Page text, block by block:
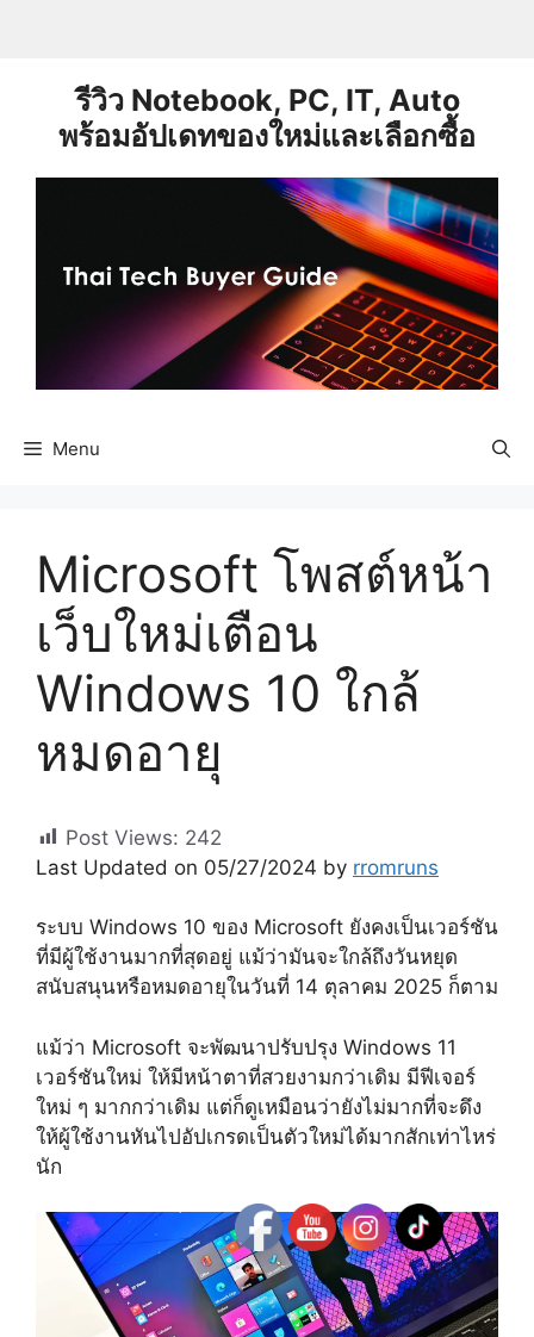
รีวิว Notebook, PC, IT, Auto
พร้อมอัปเดทของใหม่และเลือกซื้อ
Menu
Microsoft โพสต์หน้า
เว็บใหม่เตือน
Windows 10 ใกล้
หมดอายุ
Post Views: 242
Last Updated on 05/27/2024 by rromruns
ระบบ Windows 10 ของ Microsoft ยังคงเป็นเวอร์ชัน
ที่มีผู้ใช้งานมากที่สุดอยู่ แม้ว่ามันจะใกล้ถึงวันหยุด
สนับสนุนหรือหมดอายุในวันที่ 14 ตุลาคม 2025 ก็ตาม
แม้ว่า Microsoft จะพัฒนาปรับปรุง Windows 11
เวอร์ชันใหม่ ให้มีหน้าตาที่สวยงามกว่าเดิม มีฟีเจอร์
ใหม่ ๆ มากกว่าเดิม แต่ก็ดูเหมือนว่ายังไม่มากที่จะดึง
ให้ผู้ใช้งานหันไปอัปเกรดเป็นตัวใหม่ได้มากสักเท่าไหร่
นัก